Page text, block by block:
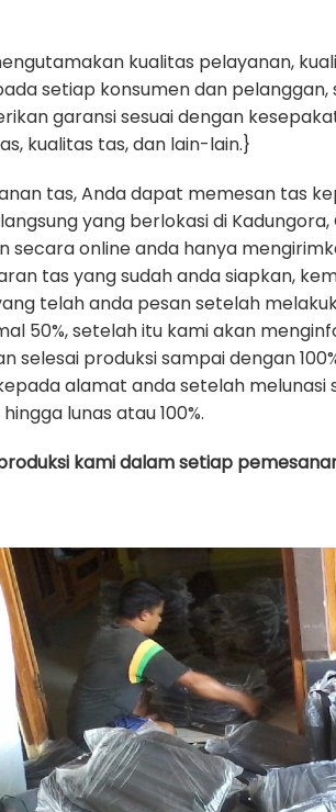
kualitas pelayanan,
setiap konsumen dan
garansi sesuai dengan
kualitas tas, dan lain-lain.}
tas, Anda dapat memesan tas
yang berlokasi di
secara online anda hanya
tas yang sudah anda siapkan,
telah anda pesan setelah
50%, setelah itu kami akan
selesai produksi sampai dengan
alamat anda setelah
lunas atau 100%.
kami dalam setiap